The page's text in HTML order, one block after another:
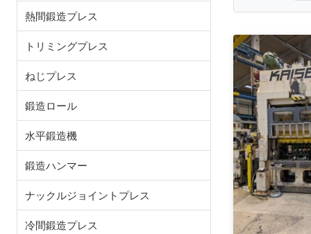
熱間鍛造プレス
トリミングプレス
ねじプレス
鍛造ロール
水平鍛造機
鍛造ハンマー
ナックルジョイントプレス
冷間鍛造プレス